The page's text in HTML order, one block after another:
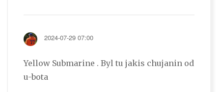
2024-07-29 07:00
Yellow Submarine . Byl tu jakis chujanin od
u-bota